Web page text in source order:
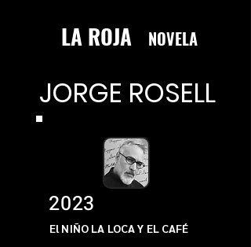
LA ROJA NOVELA
JORGE ROSELL
2023
El NIÑO LA LOCA Y EL CAFÉ